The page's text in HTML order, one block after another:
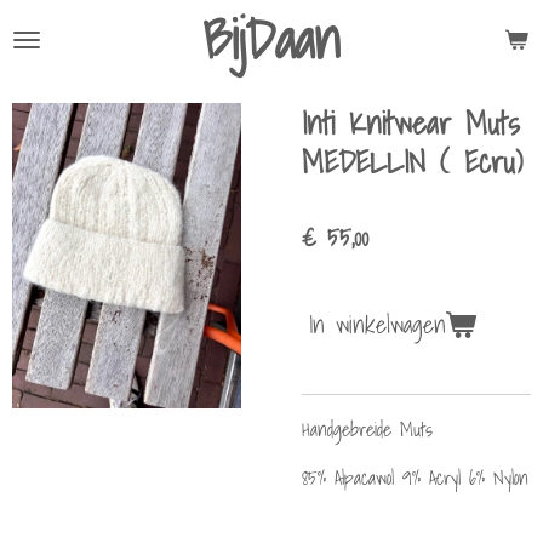
direct
de
hoofdinhoud
BijDaan
Inti Knitwear Muts
MEDELLIN ( Ecru)
€ 55,00
In winkelwagen
Handgebreide Muts
85% Alpacawol 9% Acryl 6% Nylon